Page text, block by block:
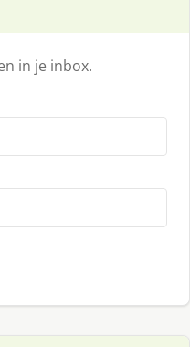
in je inbox.